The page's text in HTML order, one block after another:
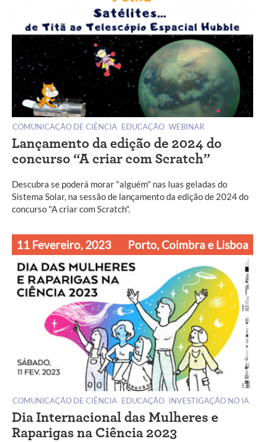
COMUNICAÇÃO DE CIÊNCIA EDUCAÇÃO WEBINAR
Lançamento da edição de 2024 do
concurso “A criar com Scratch”
Descubra se poderá morar "alguém" nas luas geladas do
Sistema Solar, na sessão de lançamento da edição de 2024 do
concurso "A criar com Scratch".
11 Fevereiro, 2023 Porto, Coimbra e Lisboa
COMUNICAÇÃO DE CIÊNCIA EDUCAÇÃO INVESTIGAÇÃO NO IA
Dia Internacional das Mulheres e
Raparigas na Ciência 2023